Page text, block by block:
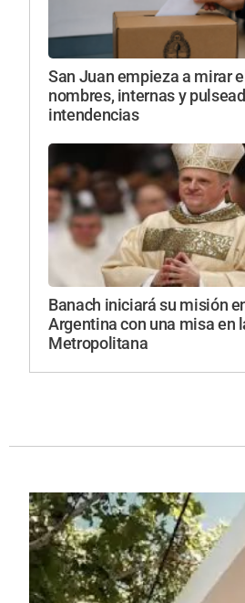
San Juan empieza a mirar
nombres, internas y
intendencias
Banach iniciará su misión
Argentina con una misa en
Metropolitana